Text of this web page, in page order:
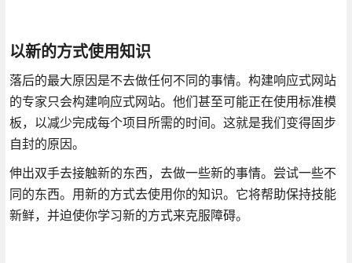
以新的方式使用知识
落后的最大原因是不去做任何不同的事情。构建响应式网站
的专家只会构建响应式网站。他们甚至可能正在使用标准模
板，以减少完成每个项目所需的时间。这就是我们变得固步
自封的原因。
伸出双手去接触新的东西，去做一些新的事情。尝试一些不
同的东西。用新的方式去使用你的知识。它将帮助保持技能
新鲜，并迫使你学习新的方式来克服障碍。